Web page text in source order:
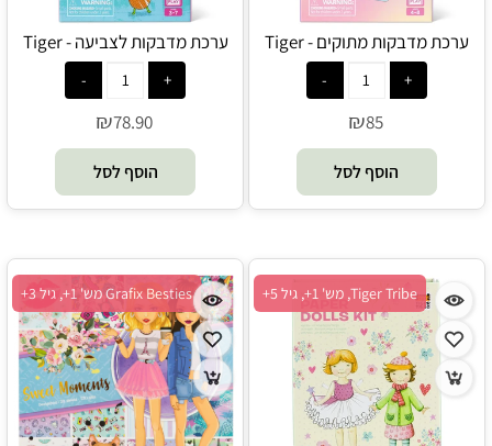
ערכת מדבקות מתוקים - Tiger
₪85
הוסף לסל
ערכת מדבקות לצביעה - Tiger
₪78.90
הוסף לסל
Tiger Tribe, מש' 1+, גיל 5+ Grafix Besties מש' 1+, גיל 3+